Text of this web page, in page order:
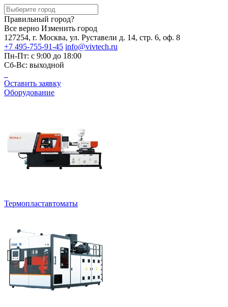
Правильный город?
Все верно Изменить город
127254, г. Москва, ул. Руставели д. 14, стр. 6, оф. 8
+7 495-755-91-45 info@vivtech.ru
Пн-Пт: с 9:00 до 18:00
Сб-Вс: выходной
Оставить заявку
Оборудование
Термопластавтоматы